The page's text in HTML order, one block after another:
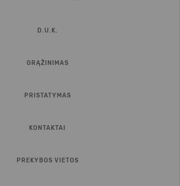
D.U.K.
GRĄŽINIMAS
PRISTATYMAS
KONTAKTAI
PREKYBOS VIETOS